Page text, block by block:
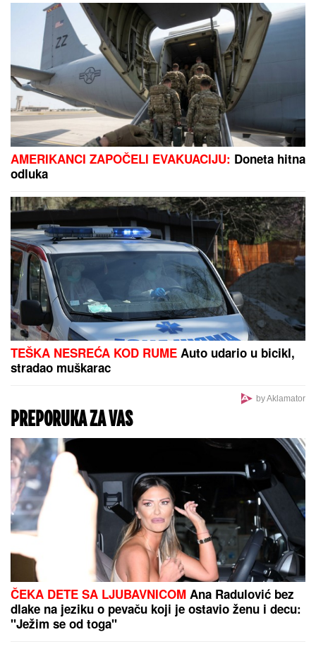
SNIMA SE DOK NAMEŠTA KUPAĆI, MUŠKARCIMA
NIJE DOBRO!
kontakt sa telom" (FOTO)
BIVŠI FUDBALER JE OVAKO
INVESTIRAO ZARAĐENE MILIONE
Kupio staru kuću u Igalu i otvorio
restoran na Bojani, a evo šta je
pripalo bivšoj supruzi posle razvoda